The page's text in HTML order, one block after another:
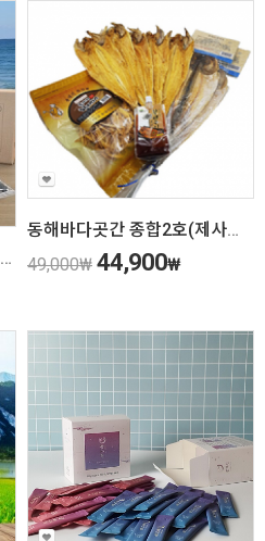
[해맑은화진포] 자연산돌미역500g
동해바다곳간 종합2호(제사포세트)
49,000₩ 44,900₩